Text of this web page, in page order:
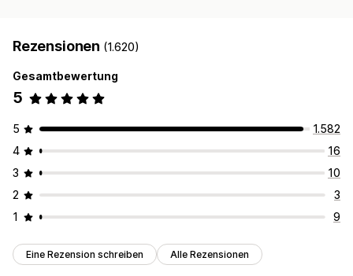
Rezensionen (1.620)
Gesamtbewertung
5
5
1.582
4
16
3
10
2
3
1
9
Eine Rezension schreiben Alle Rezensionen